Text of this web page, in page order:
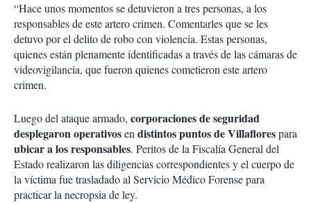
“Hace unos momentos se detuvieron a tres personas, a los
responsables de este artero crimen. Comentarles que se les
detuvo por el delito de robo con violencia. Estas personas,
quienes están plenamente identificadas a través de las cámaras de
videovigilancia, que fueron quienes cometieron este artero
crimen.
Luego del ataque armado, corporaciones de seguridad
desplegaron operativosendistintos puntos de Villaflorespara
ubicar a los responsables. Peritos de la Fiscalía General del
Estado realizaron las diligencias correspondientes y el cuerpo de
la víctima fue trasladado al Servicio Médico Forense para
practicar la necropsia de ley.